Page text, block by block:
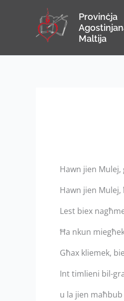
Provinċja
Maltija
Hawn jien
Hawn jien
Lest biex
Ħa nkun
Għax kliemek,
Int timlieni bil-
u la jien